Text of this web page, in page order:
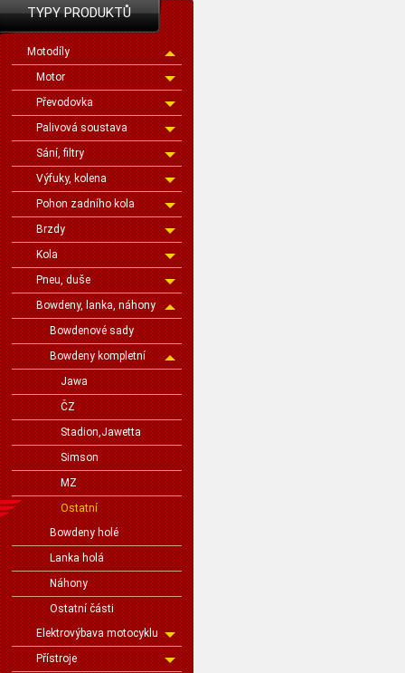
TYPY PRODUKTŮ
Motodíly
Motor
Převodovka
Palivová soustava
Sání, filtry
Výfuky, kolena
Pohon zadního kola
Brzdy
Kola
Pneu, duše
Bowdeny, lanka, náhony
Bowdenové sady
Bowdeny kompletní
Jawa
ČZ
Stadion,Jawetta
Simson
MZ
Ostatní
Bowdeny holé
Lanka holá
Náhony
Ostatní části
Elektrovýbava motocyklu
Přístroje